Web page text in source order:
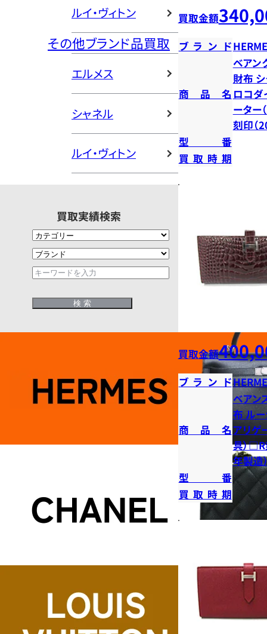
ルイ・ヴィトン
その他ブランド品買取
エルメス
シャネル
ルイ・ヴィトン
買取実績検索
買取金額
ブランド
商品名
ベアン
財布 シ
ロコダ
ーター
刻印（
型番
買取時期
買取金額
ブランド
商品名
ベアン
布 ルー
アリゲ
具）
年製造
型番
買取時期